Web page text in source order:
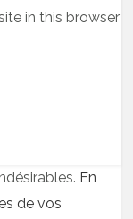
in this browser
En
de vos